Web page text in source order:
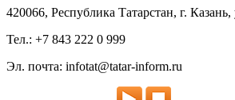
420066, Республика Татарстан, г.
Тел.: +7 843 222 0 999
Эл. почта: infotat@tatar-inform.ru